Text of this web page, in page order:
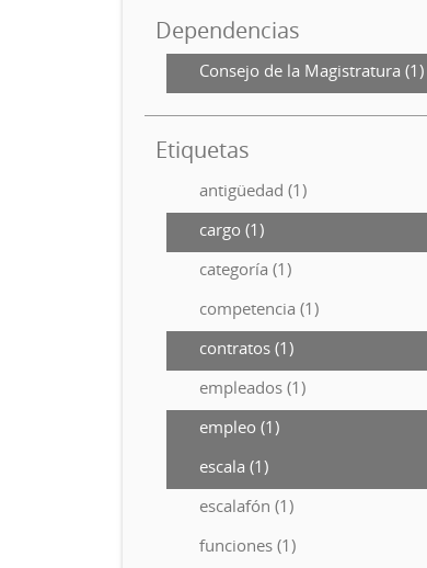
Dependencias
Consejo de la Magistratura (1)
Etiquetas
antigüedad (1)
cargo (1)
categoría (1)
competencia (1)
contratos (1)
empleados (1)
empleo (1)
escala (1)
escalafón (1)
funciones (1)